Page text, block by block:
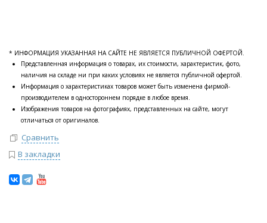
* ИНФОРМАЦИЯ УКАЗАННАЯ НА САЙТЕ НЕ ЯВЛЯЕТСЯ ПУБЛИЧНОЙ ОФЕРТОЙ.
Представленная информация о товарах, их стоимости, характеристик, фото,
наличия на складе ни при каких условиях не является публичной офертой.
Информация о характеристиках товаров может быть изменена фирмой-
производителем в одностороннем порядке в любое время.
Изображения товаров на фотографиях, представленных на сайте, могут
отличаться от оригиналов.
Сравнить
В закладки